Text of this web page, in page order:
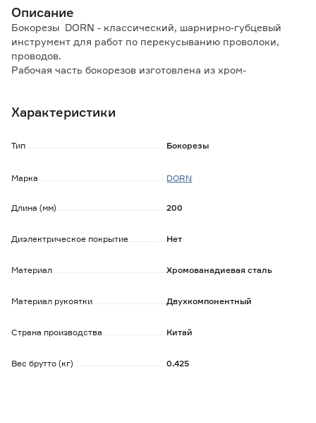
Описание
Бокорезы DORN - классический, шарнирно-губцевый
инструмент для работ по перекусыванию проволоки,
проводов.
Рабочая часть бокорезов изготовлена из хром-
Бокорезы DORN имеют хром-никелевое антикоррозийное
Двухкомпонентные рукоятки, выполненные из пластика,
Характеристики
Тип Бокорезы
Марка DORN
Длина (мм) 200
Диэлектрическое покрытие Нет
Материал Хромованадиевая сталь
Материал рукоятки Двухкомпонентный
Страна производства Китай
Вес брутто (кг) 0.425